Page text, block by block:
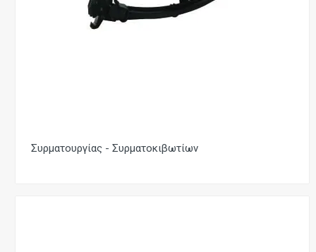
Συρματουργίας - Συρματοκιβωτίων